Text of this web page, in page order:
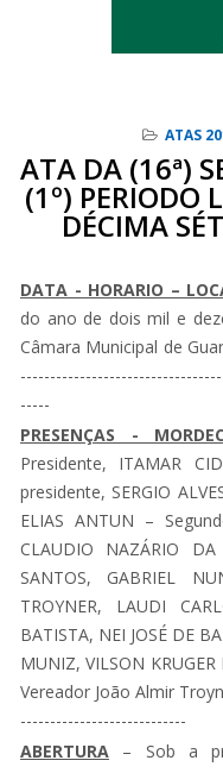
ATAS
ATA DA (16ª)
(1º) PERIODO
DÉCIMA
DATA - HORARIO –
do ano de dois mil e
Câmara Municipal de
-----
PRESENÇAS -
Presidente, ITAMAR
presidente, SERGIO
ELIAS ANTUN –
CLAUDIO NAZÁRIO
SANTOS, GABRIEL
TROYNER, LAUDI
BATISTA, NEI JOSÉ DE
MUNIZ, VILSON
Vereador João Almir
----------------------------
ABERTURA – Sob a